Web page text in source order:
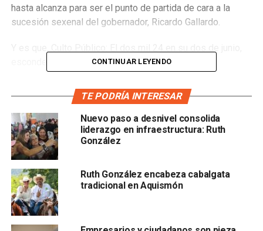
hasta alcanza para ser el punto de partida de cara a la
sucesión sexenal del gobernador, Ricardo Gallardo.
esconde al dos mil 27.
Hijos de mis conclusiones aventuradas,durante el
periodo de campañas, que concluyen hoy a la media
noche, los números respecto a las fórmulas del senado
fueron cuidados con celo.
Y cómo no iban a serlo, si
que juegue San Luis en los próximos tres años con el
gobierno federal.
Aunque mediciones se tuvieron a diario según me
confiaron algunas fuentes,
solo fueron dos casas
CONTINUAR LEYENDO
TE PODRÍA INTERESAR
Nuevo paso a desnivel consolida
liderazgo en infraestructura: Ruth
González
Ruth González encabeza cabalgata
tradicional en Aquismón